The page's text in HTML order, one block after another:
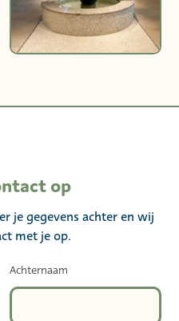
op
je gegevens achter en wij
met je op.
Achternaam